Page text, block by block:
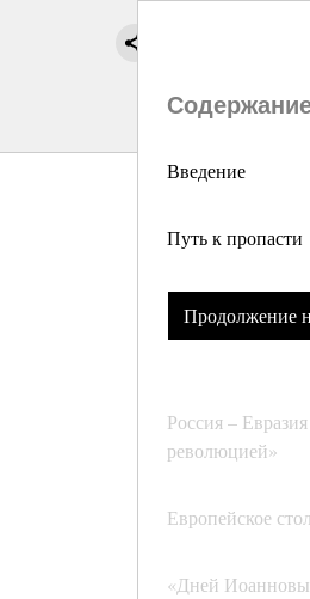
Введение
Путь к пропасти
Продолжение
Россия –
революцией»
Европейское
«Дней